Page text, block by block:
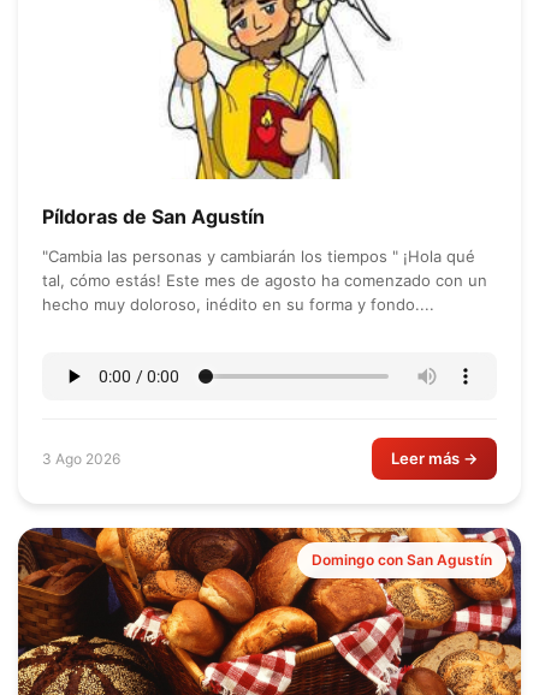
Píldoras de San Agustín
"Cambia las personas y cambiarán los tiempos " ¡Hola qué
tal, cómo estás! Este mes de agosto ha comenzado con un
hecho muy doloroso, inédito en su forma y fondo....
3 Ago 2026 Leer más →
Domingo con San Agustín